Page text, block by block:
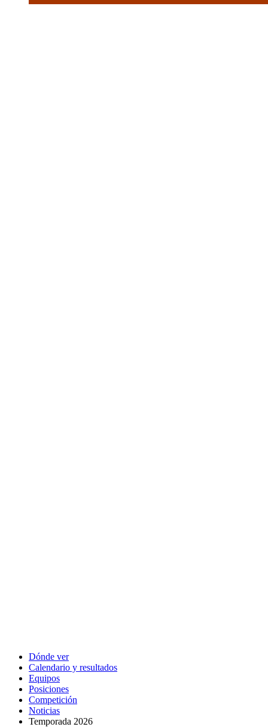
Dónde ver
Calendario y resultados
Equipos
Posiciones
Competición
Noticias
Temporada 2026